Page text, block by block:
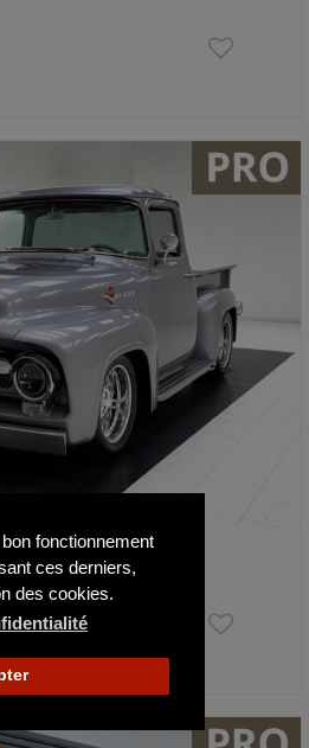
fonctionnement
ces derniers,
des cookies.